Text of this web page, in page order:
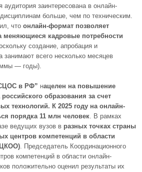
аудитория заинтересована в онлайн-
больше, чем по техническим.
что онлайн-формат позволяет
меняющиеся кадровые потребности
создание, апробация и
занимают всего несколько месяцев
— годы).
в РФ” нацелен на повышение
образования за счет
технологий. К 2025 году на онлайн-
порядка 11 млн человек. В рамках
ведущих вузов в разных точках страны
центров компетенций в области
. Председатель Координационного
компетенций в области онлайн-
положительно оценил результаты их